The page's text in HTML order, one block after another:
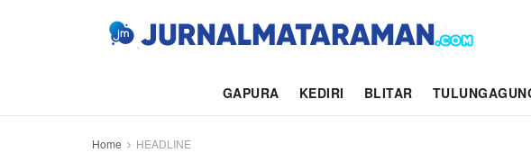
GAPURA KEDIRI BLITAR
Home HEADLINE